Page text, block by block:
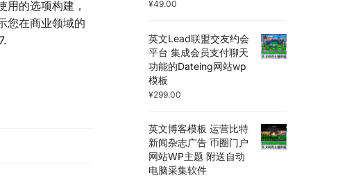
的选项构建，
您在商业领域的
¥49.00
英文Lead联盟交友约会
平台 集成会员支付聊天
功能的Dateing网站wp
模板
¥299.00
英文博客模板 运营比特
新闻杂志广告 币圈门户
网站WP主题 附送自动
电脑采集软件